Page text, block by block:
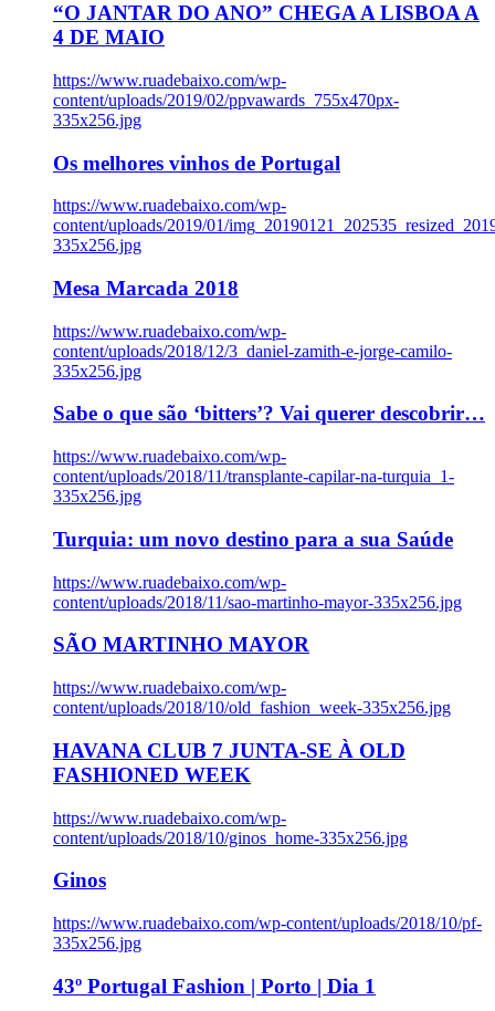
“O JANTAR DO ANO” CHEGA A LISBOA A
4 DE MAIO
https://www.ruadebaixo.com/wp-
content/uploads/2019/02/ppvawards_755x470px-
335x256.jpg
Os melhores vinhos de Portugal
https://www.ruadebaixo.com/wp-
content/uploads/2019/01/
335x256.jpg
Mesa Marcada 2018
https://www.ruadebaixo.com/wp-
content/uploads/2018/12/3_daniel-zamith-e-jorge-camilo-
335x256.jpg
Sabe o que são ‘bitters’? Vai querer descobrir…
https://www.ruadebaixo.com/wp-
content/uploads/2018/11/transplante-capilar-na-turquia_1-
335x256.jpg
Turquia: um novo destino para a sua Saúde
https://www.ruadebaixo.com/wp-
content/uploads/2018/11/sao-martinho-mayor-335x256.jpg
SÃO MARTINHO MAYOR
https://www.ruadebaixo.com/wp-
content/uploads/2018/10/old_fashion_week-335x256.jpg
HAVANA CLUB 7 JUNTA-SE À OLD
FASHIONED WEEK
https://www.ruadebaixo.com/wp-
content/uploads/2018/10/ginos_home-335x256.jpg
Ginos
https://www.ruadebaixo.com/wp-content/uploads/2018/10/pf-
335x256.jpg
43º Portugal Fashion | Porto | Dia 1